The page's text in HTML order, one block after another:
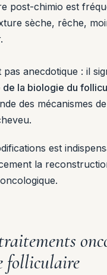
post-chimio est
sèche, rêche,
pas anecdotique : il
la biologie du
des mécanismes
est
la
folliculaire